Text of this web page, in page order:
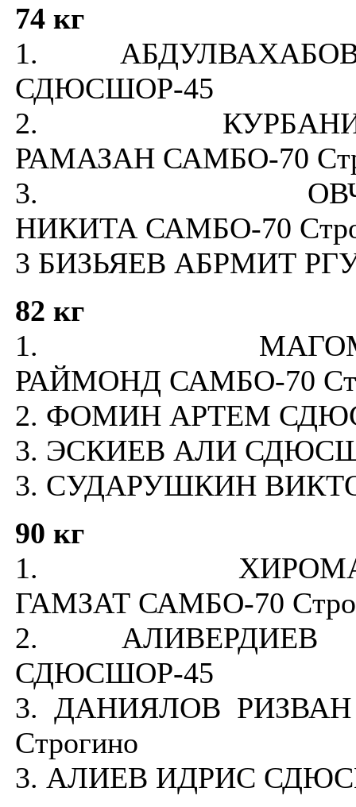
74 кг
1.
СДЮСШОР-45
2.
РАМАЗАН САМБО-70
3.
НИКИТА САМБО-70
3 БИЗЬЯЕВ АБРМИТ
82 кг
1.
РАЙМОНД САМБО-70
2. ФОМИН АРТЕМ
3. ЭСКИЕВ АЛИ
3. СУДАРУШКИН
90 кг
1.
ГАМЗАТ САМБО-70
2.
СДЮСШОР-45
3. ДАНИЯЛОВ
Строгино
3. АЛИЕВ ИДРИС